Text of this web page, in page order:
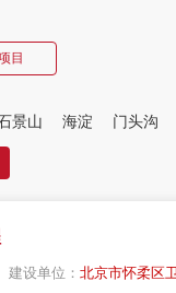
目
景山 海淀 门头沟
建设单位： 北京市怀柔区